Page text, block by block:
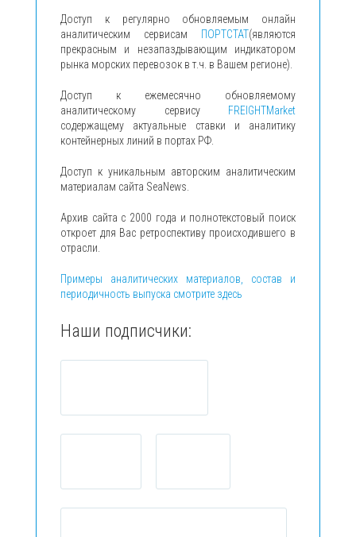
Доступ к регулярно обновляемым онлайн
аналитическим сервисам ПОРТСТАТ(являются
прекрасным и незапаздывающим индикатором
рынка морских перевозок в т.ч. в Вашем регионе).
Доступ к ежемесячно обновляемому
аналитическому сервису FREIGHTMarket
содержащему актуальные ставки и аналитику
контейнерных линий в портах РФ.
Доступ к уникальным авторским аналитическим
материалам сайта SeaNews.
Архив сайта с 2000 года и полнотекстовый поиск
откроет для Вас ретроспективу происходившего в
отрасли.
Примеры аналитических материалов, состав и
периодичность выпуска смотрите здесь
Наши подписчики: